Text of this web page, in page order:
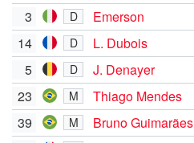
3
D
Emerson
14
D
L. Dubois
5
D
J. Denayer
23
M
Thiago Mendes
39
M Bruno Guimarães